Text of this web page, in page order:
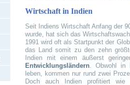
Wirtschaft in Indien
Seit Indiens Wirtschaft Anfang der
wurde, hat sich das
1991 wird oft als Startpunkt der
das Land somit zu den zehn
Indien mit einem äußerst
Entwicklungsländern. Obwohl in
leben, kommen nur rund zwei
Doch auch Indien profitiert wie